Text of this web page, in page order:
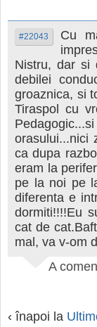
#22043
Cu
Nistru, dar si
debilei
groaznica, si
Tiraspol cu
orasului...nici
ca dupa
eram la
pe la noi pe
diferenta e
dormiti!!!!Eu
cat de
mal, va v-om
A
‹ înapoi la